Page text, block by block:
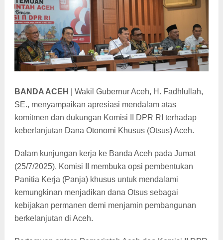
BANDA ACEH
Wakil Gubernur Aceh, H. Fadhlullah,
SE., menyampaikan apresiasi mendalam atas
komitmen dan dukungan Komisi II DPR RI terhadap
keberlanjutan Dana Otonomi Khusus (Otsus) Aceh.
Dalam kunjungan kerja ke Banda Aceh pada Jumat
(25/7/2025), Komisi II membuka opsi pembentukan
Panitia Kerja (Panja) khusus untuk mendalami
kemungkinan menjadikan dana Otsus sebagai
kebijakan permanen demi menjamin pembangunan
berkelanjutan di Aceh.